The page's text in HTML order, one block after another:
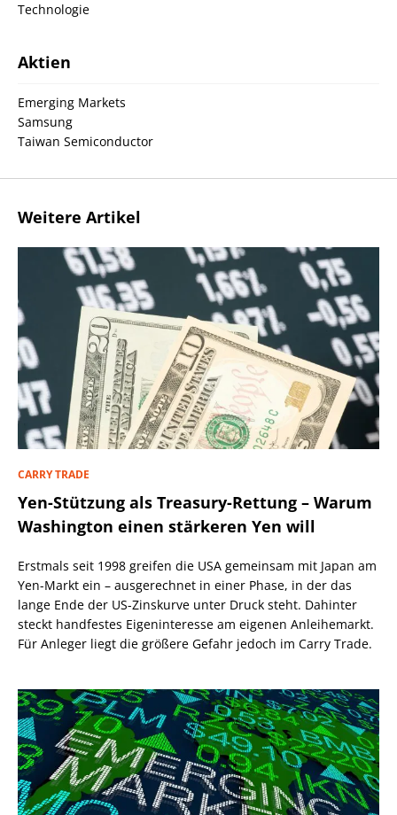
Technologie
Aktien
Emerging Markets
Samsung
Taiwan Semiconductor
Weitere Artikel
CARRY TRADE
Yen-Stützung als Treasury-Rettung – Warum
Washington einen stärkeren Yen will
Erstmals seit 1998 greifen die USA gemeinsam mit Japan am
Yen-Markt ein – ausgerechnet in einer Phase, in der das
lange Ende der US-Zinskurve unter Druck steht. Dahinter
steckt handfestes Eigeninteresse am eigenen Anleihemarkt.
Für Anleger liegt die größere Gefahr jedoch im Carry Trade.